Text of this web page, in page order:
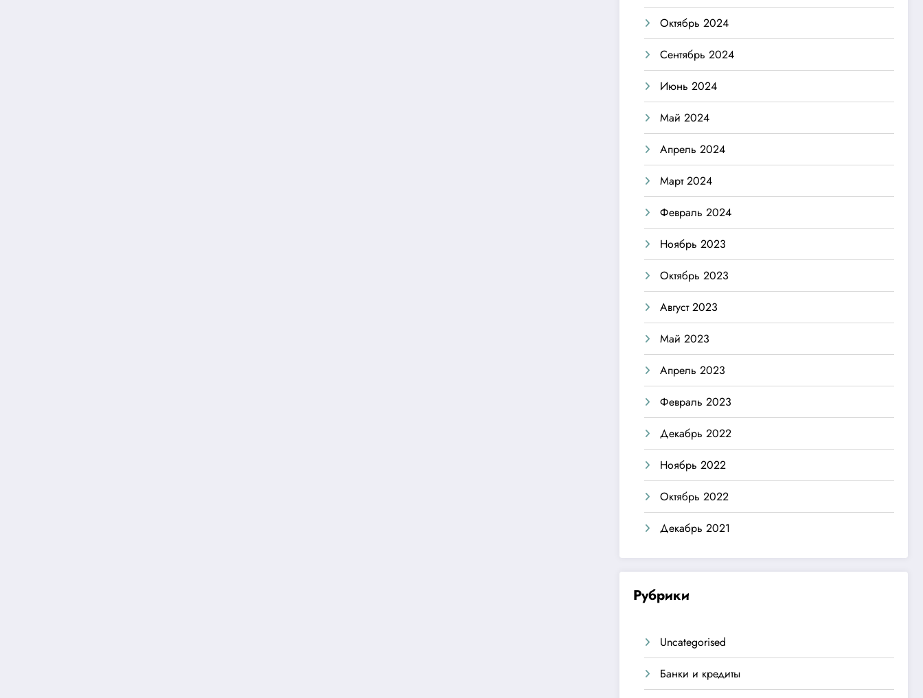
Октябрь 2024
Сентябрь 2024
Июнь 2024
Май 2024
Апрель 2024
Март 2024
Февраль 2024
Ноябрь 2023
Октябрь 2023
Август 2023
Май 2023
Апрель 2023
Февраль 2023
Декабрь 2022
Ноябрь 2022
Октябрь 2022
Декабрь 2021
Рубрики
Uncategorised
Банки и кредиты